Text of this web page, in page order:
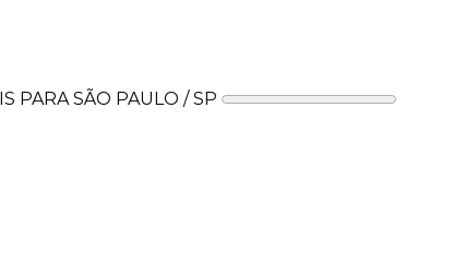
PARA SÃO PAULO / SP